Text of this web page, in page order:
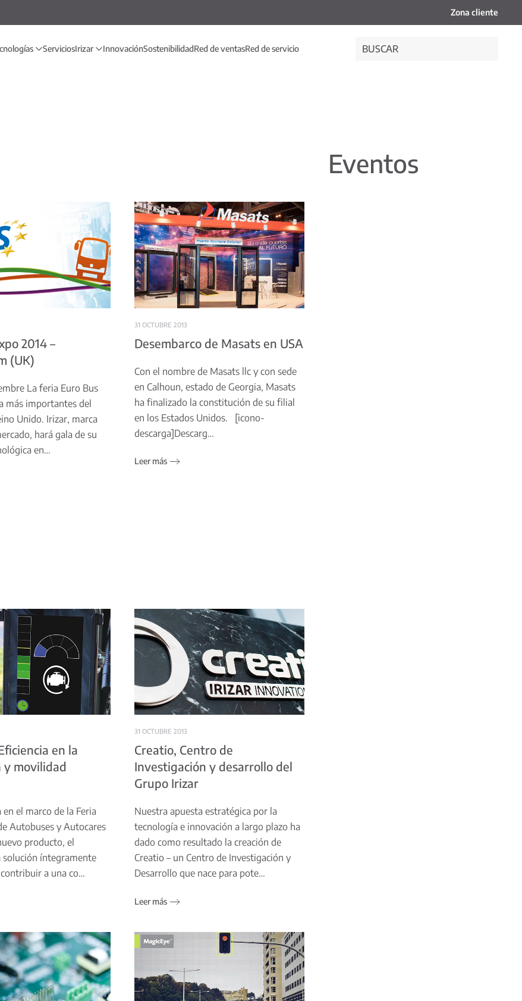
Zona cliente
ServiciosIrizar InnovaciónSostenibilidadRed de ventasRed de servicio
2014 –
(UK)
La feria Euro Bus
más importantes del
Unido. Irizar, marca
hará gala de su
en…
31 OCTUBRE 2013
Desembarco de Masats en USA
Con el nombre de Masats llc y con sede
en Calhoun, estado de Georgia, Masats
ha finalizado la constitución de su filial
en los Estados Unidos. [icono-
descarga]Descarg…
Leer más
en la
y movilidad
el marco de la Feria
Autobuses y Autocares
producto, el
solución íntegramente
a una co…
31 OCTUBRE 2013
Creatio, Centro de
Investigación y desarrollo del
Grupo Irizar
Nuestra apuesta estratégica por la
tecnología e innovación a largo plazo ha
dado como resultado la creación de
Creatio – un Centro de Investigación y
Desarrollo que nace para pote…
Leer más
Eventos